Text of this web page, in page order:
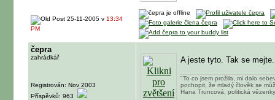
25-11-2005 v 13:34
PM
čepra
zahrádkář
Registrován: Nov 2003
Příspěvků: 963
A jeste tyto. Tak se mejte.
"To co jsem prožila, mi dalo
pochopit, že mladý člověk se
Hana Truncová, politická